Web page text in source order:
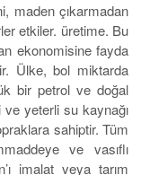
maden çıkarmadan
etkiler. üretime. Bu
ekonomisine fayda
Ülke, bol miktarda
bir petrol ve doğal
ve yeterli su kaynağı
sahiptir. Tüm
ve vasıflı
imalat veya tarım